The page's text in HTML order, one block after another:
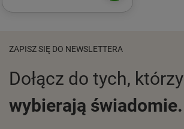
ZAPISZ SIĘ DO NEWSLETTERA
Dołącz do tych, którzy
wybierają świadomie.